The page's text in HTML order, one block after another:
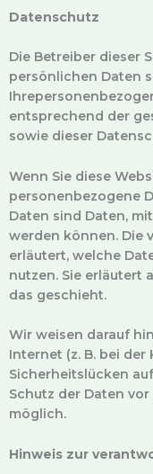
Datenschutz
Die Betreiber dieser
persönlichen Daten
entsprechend der
sowie dieser
Wenn Sie diese
personenbezogene
Daten sind Daten,
werden können. Die
erläutert, welche
nutzen. Sie erläutert
das geschieht.
Wir weisen darauf
Internet (z. B. bei
Sicherheitslücken
Schutz der Daten
möglich.
Hinweis zur